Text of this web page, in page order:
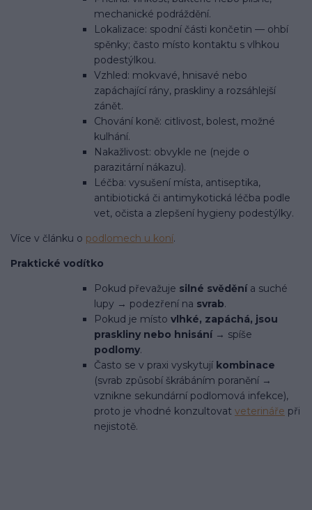
mechanické podráždění.
Lokalizace: spodní části končetin — ohbí
spěnky; často místo kontaktu s vlhkou
podestýlkou.
Vzhled: mokvavé, hnisavé nebo
zapáchající rány, praskliny a rozsáhlejší
zánět.
Chování koně: citlivost, bolest, možné
kulhání.
Nakažlivost: obvykle ne (nejde o
parazitární nákazu).
Léčba: vysušení místa, antiseptika,
antibioti­cká či antimykotická léčba podle
vet, očista a zlepšení hygieny podestýlky.
Více v článku o podlomech u koní.
Praktické vodítko
Pokud převažuje silné svěděnía suché
lupy → podezření na svrab.
Pokud je místo vlhké, zapáchá, jsou
praskliny nebo hnisání→ spíše
podlomy.
Často se v praxi vyskytují kombinace
(svrab způsobí škrábáním poranění →
vznikne sekundární podlomová infekce),
proto je vhodné konzultovat veterináře při
nejistotě.